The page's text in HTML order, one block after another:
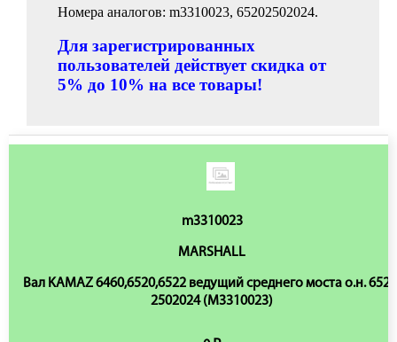
Номера аналогов: m3310023, 65202502024.
Для зарегистрированных
пользователей действует скидка от
5% до 10% на все товары!
m3310023
MARSHALL
Вал KAMAZ 6460,6520,6522 ведущий среднего моста о.н.
2502024 (M3310023)